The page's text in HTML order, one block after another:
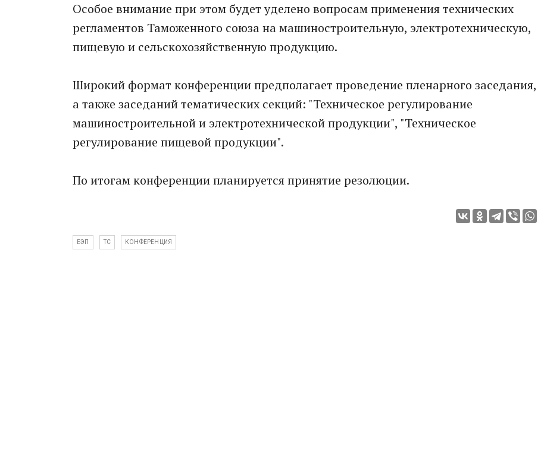
Особое внимание при этом будет уделено вопросам применения технических
регламентов Таможенного союза на машиностроительную, электротехническую,
пищевую и сельскохозяйственную продукцию.
Широкий формат конференции предполагает проведение пленарного заседания,
а также заседаний тематических секций: "Техническое регулирование
машиностроительной и электротехнической продукции", "Техническое
регулирование пищевой продукции".
По итогам конференции планируется принятие резолюции.
ЕЭП ТС КОНФЕРЕНЦИЯ